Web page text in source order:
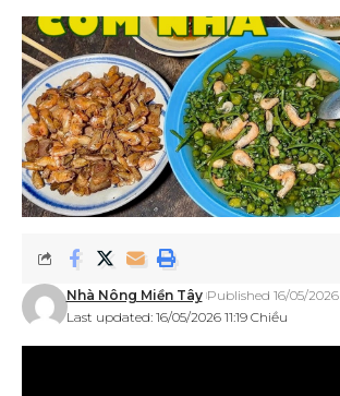
Last updated: 16/05/2026 11:19 Chiều
Nhà Nông Miền Tây Published 16/05/2026